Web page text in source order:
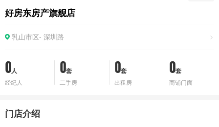
好房东房产旗舰店
乳山市区- 深圳路
0 人
经纪人
0套
二手房
0套
出租房
0套
商铺门面
门店介绍